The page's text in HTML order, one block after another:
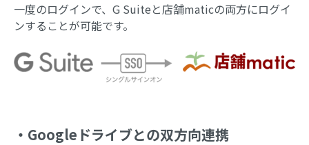
一度のログインで、G Suiteと店舗maticの両方にログイ
ンすることが可能です。
・Googleドライブとの双方向連携